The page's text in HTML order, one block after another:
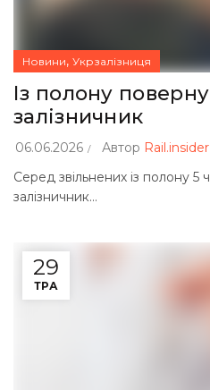
Новини, Укрзалізниця
Із полону
залізничник
06.06.2026 Автор Rail.insider
Серед звільнених із полону 5
залізничник...
29
ТРА